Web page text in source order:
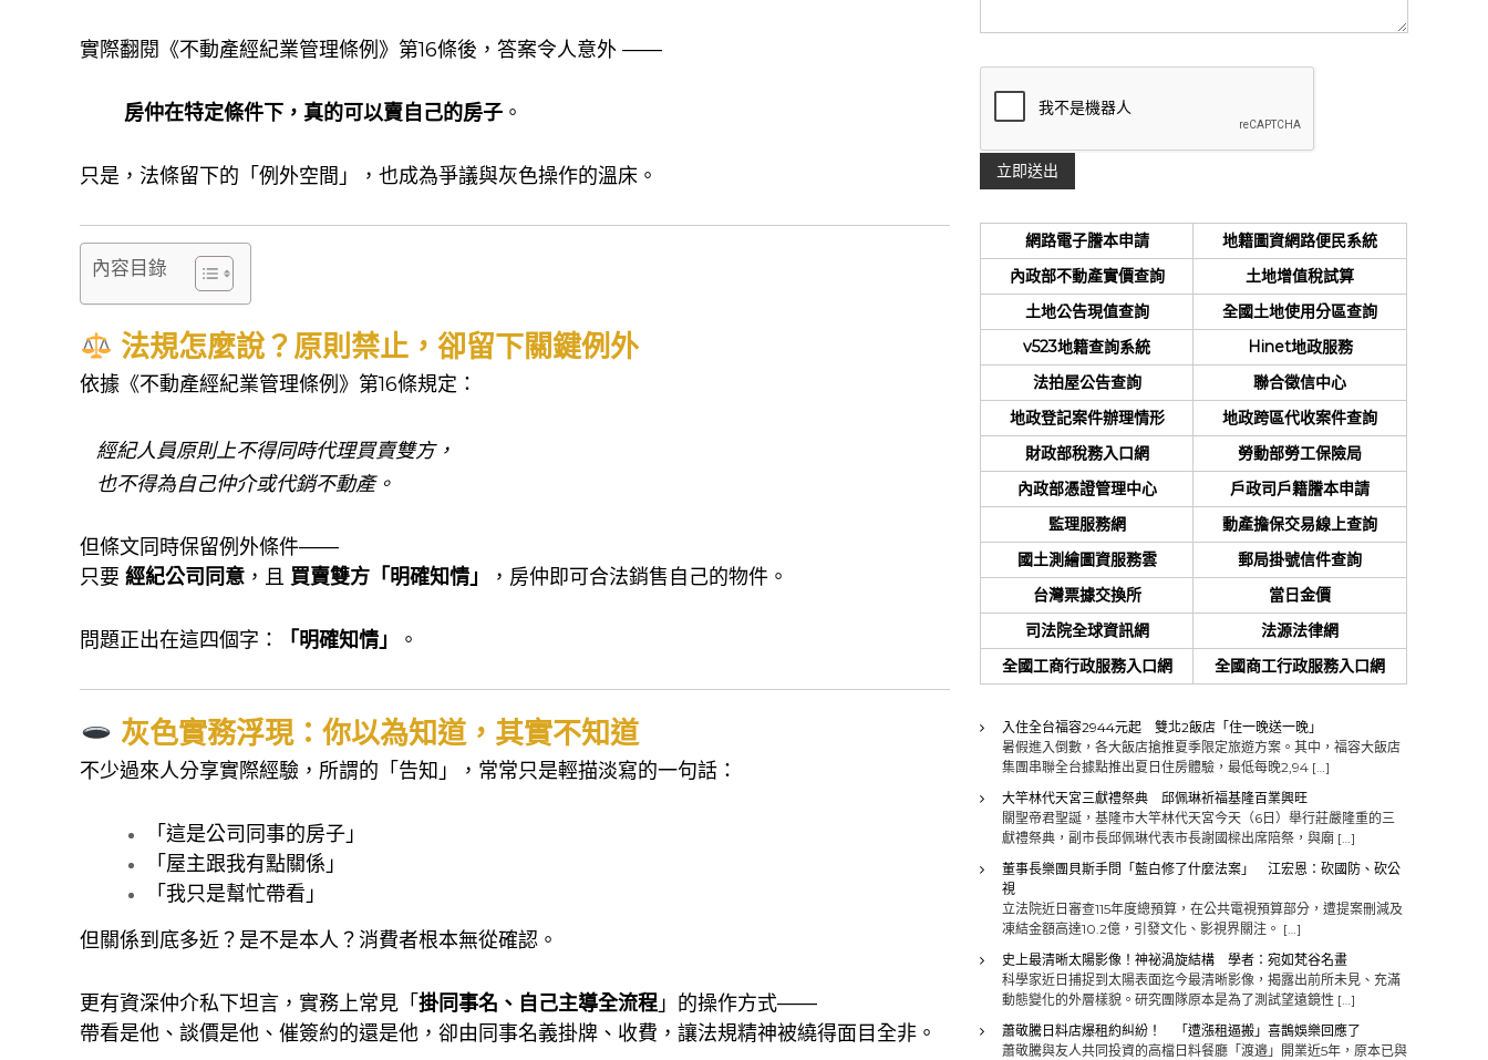
實際翻閱《不動產經紀業管理條例》第16條後，答案令人意外 ——
房仲在特定條件下，真的可以賣自己的房子 。
只是，法條留下的「例外空間」，也成為爭議與灰色操作的溫床。
內容目錄
法規怎麼說？原則禁止，卻留下關鍵例外
依據《不動產經紀業管理條例》第16條規定：
經紀人員原則上不得同時代理買賣雙方，
也不得為自己仲介或代銷不動產。
但條文同時保留例外條件——
只要 經紀公司同意 ，且 買賣雙方「明確知情」 ，房仲即可合法銷售自己的物件。
問題正出在這四個字： 「明確知情」 。
灰色實務浮現：你以為知道，其實不知道
不少過來人分享實際經驗，所謂的「告知」，常常只是輕描淡寫的一句話：
「這是公司同事的房子」
「屋主跟我有點關係」
「我只是幫忙帶看」
但關係到底多近？是不是本人？消費者根本無從確認。
更有資深仲介私下坦言，實務上常見「 掛同事名、自己主導全流程 」的操作方式——
帶看是他、談價是他、催簽約的還是他，卻由同事名義掛牌、收費，讓法規精神被繞得面目全非。
網路電子謄本申請
地籍圖資網路便民系統
內政部不動產實價查詢
土地增值稅試算
土地公告現值查詢
全國土地使用分區查詢
v523地籍查詢系統
Hinet地政服務
法拍屋公告查詢
聯合徵信中心
地政登記案件辦理情形
地政跨區代收案件查詢
財政部稅務入口網
勞動部勞工保險局
內政部憑證管理中心
戶政司戶籍謄本申請
監理服務網
動產擔保交易線上查詢
國土測繪圖資服務雲
郵局掛號信件查詢
台灣票據交換所
當日金價
司法院全球資訊網
法源法律網
全國工商行政服務入口網
全國商工行政服務入口網
入住全台福容2944元起 雙北2飯店「住一晚送一晚」
暑假進入倒數，各大飯店搶推夏季限定旅遊方案。其中，福容大飯店
集團串聯全台據點推出夏日住房體驗，最低每晚2,94 […]
大竿林代天宮三獻禮祭典 邱佩琳祈福基隆百業興旺
關聖帝君聖誕，基隆市大竿林代天宮今天（6日）舉行莊嚴隆重的三
獻禮祭典，副市長邱佩琳代表市長謝國樑出席陪祭，與廟 […]
董事長樂團貝斯手問「藍白修了什麼法案」 江宏恩：砍國防、砍公
視
立法院近日審查115年度總預算，在公共電視預算部分，遭提案刪減及
凍結金額高達10.2億，引發文化、影視界關注。 […]
史上最清晰太陽影像！神祕渦旋結構 學者：宛如梵谷名畫
科學家近日捕捉到太陽表面迄今最清晰影像，揭露出前所未見、充滿
動態變化的外層樣貌。研究團隊原本是為了測試望遠鏡性 […]
蕭敬騰日料店爆租約糾紛！ 「遭漲租逼搬」喜鵲娛樂回應了
蕭敬騰與友人共同投資的高檔日料餐廳「渡邉」開業近5年，原本已與